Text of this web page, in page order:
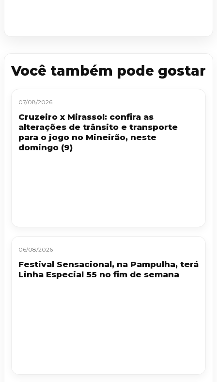
Você também pode gostar
07/08/2026
Cruzeiro x Mirassol: confira as
alterações de trânsito e transporte
para o jogo no Mineirão, neste
domingo (9)
06/08/2026
Festival Sensacional, na Pampulha, terá
Linha Especial 55 no fim de semana